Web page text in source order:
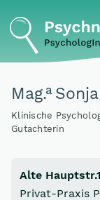
Mag.a
Klinische
Gutachterin
Alte
Privat-Praxis